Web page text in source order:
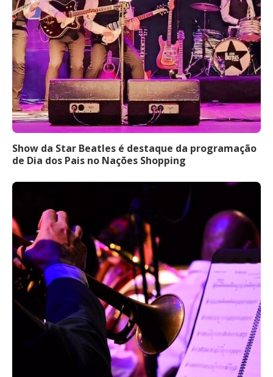
Show da Star Beatles é destaque da programação
de Dia dos Pais no Nações Shopping